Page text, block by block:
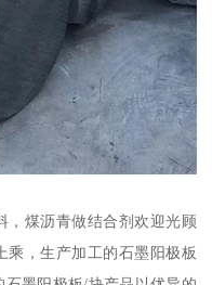
，煤沥青做结合剂欢迎光顾
乘，生产加工的石墨阳极板